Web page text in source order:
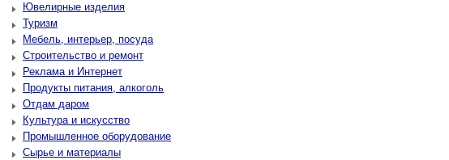
Ювелирные изделия
Туризм
Мебель, интерьер, посуда
Строительство и ремонт
Реклама и Интернет
Продукты питания, алкоголь
Отдам даром
Культура и искусство
Промышленное оборудование
Сырье и материалы